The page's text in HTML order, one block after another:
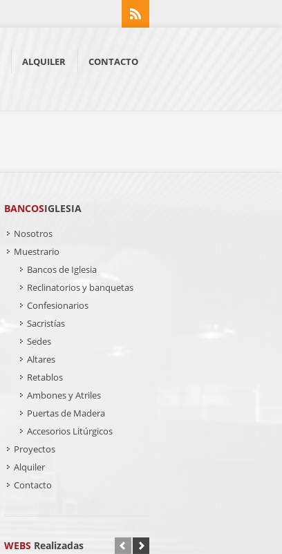
ALQUILER CONTACTO
BANCOSIGLESIA
Nosotros
Muestrario
Bancos de Iglesia
Reclinatorios y banquetas
Confesionarios
Sacristías
Sedes
Altares
Retablos
Ambones y Atriles
Puertas de Madera
Accesorios Litúrgicos
Proyectos
Alquiler
Contacto
WEBS Realizadas